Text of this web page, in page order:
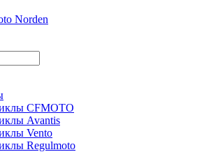
Norden
CFMOTO
Avantis
Vento
Regulmoto